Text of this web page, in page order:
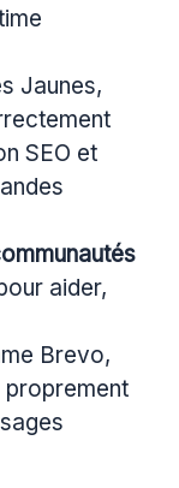
Jaunes,
SEO et
aider,
Brevo,
proprement